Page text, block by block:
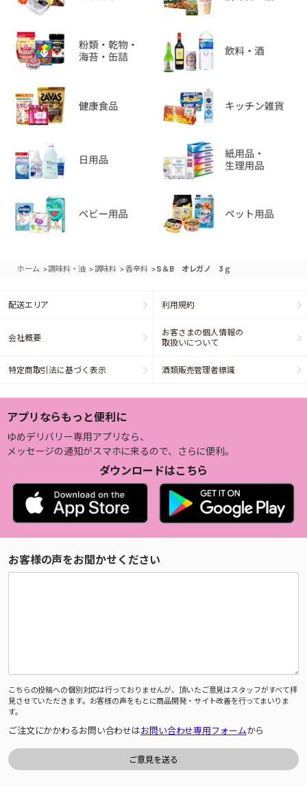
ホーム >調味料・油 >調味料 >香辛料 >S＆B オレガノ 3ｇ
配送エリア 利用規約
会社概要
お客さまの個人情報の
取扱いについて
特定商取引法に基づく表示 酒類販売管理者標識
アプリならもっと便利に
ゆめデリバリー専用アプリなら、
メッセージの通知がスマホに来るので、さらに便利。
ダウンロードはこちら
お客様の声をお聞かせください
こちらの投稿への個別対応は行っておりませんが、頂いたご意見はスタッフがすべて拝
見させていただきます。お客様の声をもとに商品開発・サイト改善を行ってまいりま
す。
ご注文にかかわるお問い合わせはお問い合わせ専用フォームから